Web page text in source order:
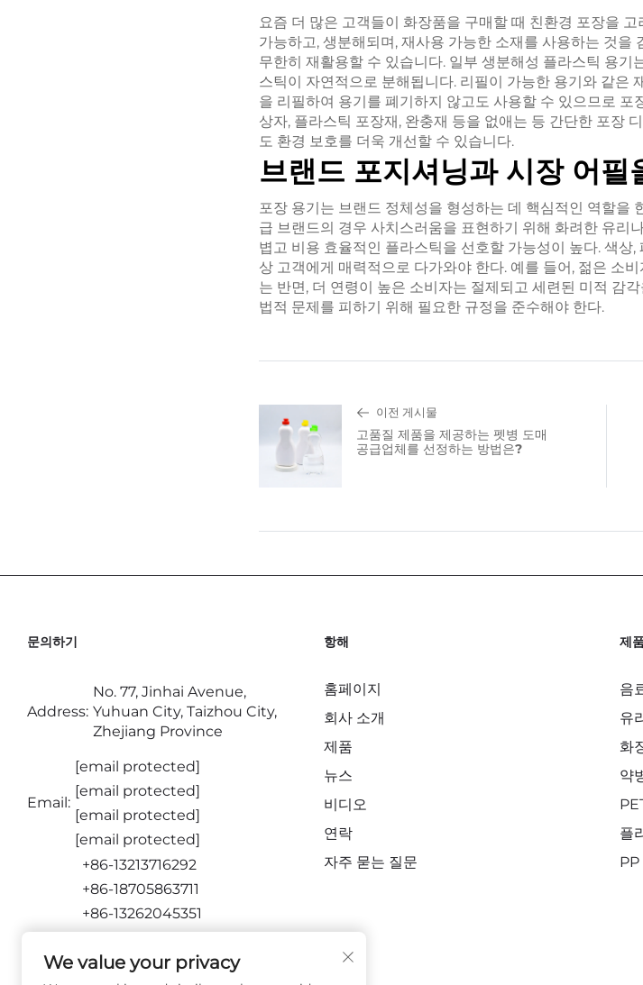
요즘 더 많은 고객들이 화장품을 구매할 때 친환경 포장을
가능하고, 생분해되며, 재사용 가능한 소재를 사용하는 것을
무한히 재활용할 수 있습니다. 일부 생분해성 플라스틱 용
스틱이 자연적으로 분해됩니다. 리필이 가능한 용기와 같은
을 리필하여 용기를 폐기하지 않고도 사용할 수 있으므로
상자, 플라스틱 포장재, 완충재 등을 없애는 등 간단한 포장
도 환경 보호를 더욱 개선할 수 있습니다.
브랜드 포지셔닝과 시장 어필
포장 용기는 브랜드 정체성을 형성하는 데 핵심적인 역할을
급 브랜드의 경우 사치스러움을 표현하기 위해 화려한 유리
볍고 비용 효율적인 플라스틱을 선호할 가능성이 높다. 색상
상 고객에게 매력적으로 다가와야 한다. 예를 들어, 젊은 소
는 반면, 더 연령이 높은 소비자는 절제되고 세련된 미적 감
법적 문제를 피하기 위해 필요한 규정을 준수해야 한다.
이전 게시물
고품질 제품을 제공하는 펫병 도매
공급업체를 선정하는 방법은?
문의하기
Address:
No. 77, Jinhai Avenue,
Yuhuan City, Taizhou City,
Zhejiang Province
Email:
[email protected]
[email protected]
[email protected]
[email protected]
+86-13213716292
+86-18705863711
+86-13262045351
+86-15716651873
항해
홈페이지
회사 소개
제품
뉴스
비디오
연락
자주 묻는 질문
제
음
유
화
약
플
PP
We value your privacy